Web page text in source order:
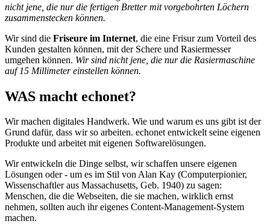
nicht jene, die nur die fertigen Bretter mit vorgebohrten Löchern
zusammenstecken können.
Wir sind die Friseure im Internet, die eine Frisur zum Vorteil des
Kunden gestalten können, mit der Schere und Rasiermesser
umgehen können. Wir sind nicht jene, die nur die Rasiermaschine
auf 15 Millimeter einstellen können.
WAS macht echonet?
Wir machen digitales Handwerk. Wie und warum es uns gibt ist der
Grund dafür, dass wir so arbeiten. echonet entwickelt seine eigenen
Produkte und arbeitet mit eigenen Softwarelösungen.
Wir entwickeln die Dinge selbst, wir schaffen unsere eigenen
Lösungen oder - um es im Stil von Alan Kay (Computerpionier,
Wissenschaftler aus Massachusetts, Geb. 1940) zu sagen:
Menschen, die die Webseiten, die sie machen, wirklich ernst
nehmen, sollten auch ihr eigenes Content-Management-System
machen.